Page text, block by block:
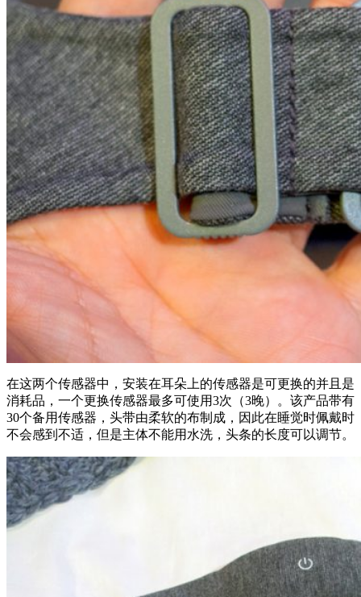
在这两个传感器中，安装在耳朵上的传感器是可更换的并且是
消耗品，一个更换传感器最多可使用3次（3晚）。该产品带有
30个备用传感器，头带由柔软的布制成，因此在睡觉时佩戴时
不会感到不适，但是主体不能用水洗，头条的长度可以调节。